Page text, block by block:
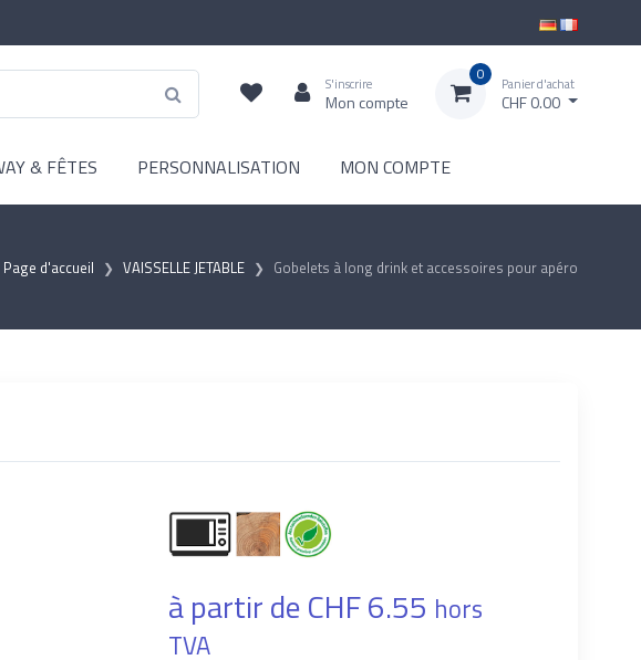
S'inscrire
Mon compte
0 Panier d'achat
CHF 0.00
& FÊTES PERSONNALISATION MON COMPTE
Page d'accueil VAISSELLE JETABLE Gobelets à long drink et accessoires pour apéro
à partir de CHF 6.55 hors
TVA